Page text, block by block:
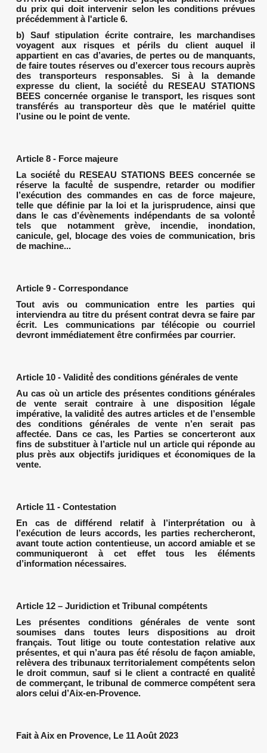
du prix qui doit intervenir selon les conditions prévues
précédemment à l'article 6.
b) Sauf stipulation écrite contraire, les marchandises
voyagent aux risques et périls du client auquel il
appartient en cas d’avaries, de pertes ou de manquants,
de faire toutes réserves ou d’exercer tous recours auprès
des transporteurs responsables. Si à la demande
expresse du client, la société́ du RESEAU STATIONS
BEES concernée organise le transport, les risques sont
transférés au transporteur dès que le matériel quitte
l’usine ou le point de vente.
Article 8 - Force majeure
La société́ du RESEAU STATIONS BEES concernée se
réserve la faculté́ de suspendre, retarder ou modifier
l’exécution des commandes en cas de force majeure,
telle que définie par la loi et la jurisprudence, ainsi que
dans le cas d’évènements indépendants de sa volonté́
tels que notamment grève, incendie, inondation,
canicule, gel, blocage des voies de communication, bris
de machine...
Article 9 - Correspondance
Tout avis ou communication entre les parties qui
interviendra au titre du présent contrat devra se faire par
écrit. Les communications par télécopie ou courriel
devront immédiatement être confirmées par courrier.
Article 10 - Validité́ des conditions générales de vente
Au cas où un article des présentes conditions générales
de vente serait contraire à une disposition légale
impérative, la validité́ des autres articles et de l’ensemble
des conditions générales de vente n’en serait pas
affectée. Dans ce cas, les Parties se concerteront aux
fins de substituer à l’article nul un article qui réponde au
plus près aux objectifs juridiques et économiques de la
vente.
Article 11 - Contestation
En cas de différend relatif à l’interprétation ou à
l’exécution de leurs accords, les parties rechercheront,
avant toute action contentieuse, un accord amiable et se
communiqueront à cet effet tous les éléments
d’information nécessaires.
Article 12 – Juridiction et Tribunal compétents
Les présentes conditions générales de vente sont
soumises dans toutes leurs dispositions au droit
français. Tout litige ou toute contestation relative aux
présentes, et qui n’aura pas été résolu de façon amiable,
relèvera des tribunaux territorialement compétents selon
le droit commun, sauf si le client a contracté en qualité́
de commerçant, le tribunal de commerce compétent sera
alors celui d’Aix-en-Provence.
Fait à Aix en Provence, Le 11 Août 2023